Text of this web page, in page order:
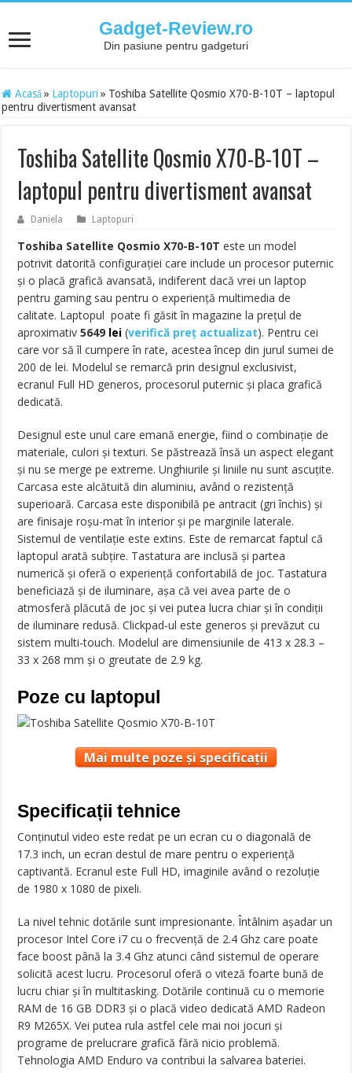
Gadget-Review.ro
Din pasiune pentru gadgeturi
Acasă » Laptopuri » Toshiba Satellite Qosmio X70-B-10T – laptopul
pentru divertisment avansat
Toshiba Satellite Qosmio X70-B-10T –
laptopul pentru divertisment avansat
Daniela Laptopuri
Toshiba Satellite Qosmio X70-B-10T este un model
potrivit datorită configurației care include un procesor puternic
și o placă grafică avansată, indiferent dacă vrei un laptop
pentru gaming sau pentru o experiență multimedia de
calitate. Laptopul poate fi găsit în magazine la prețul de
aproximativ 5649 lei (verifică preț actualizat). Pentru cei
care vor să îl cumpere în rate, acestea încep din jurul sumei de
200 de lei. Modelul se remarcă prin designul exclusivist,
ecranul Full HD generos, procesorul puternic și placa grafică
dedicată.
Designul este unul care emană energie, fiind o combinație de
materiale, culori și texturi. Se păstrează însă un aspect elegant
și nu se merge pe extreme. Unghiurile și liniile nu sunt ascuțite.
Carcasa este alcătuită din aluminiu, având o rezistență
superioară. Carcasa este disponibilă pe antracit (gri închis) și
are finisaje roșu-mat în interior și pe marginile laterale.
Sistemul de ventilație este extins. Este de remarcat faptul că
laptopul arată subțire. Tastatura are inclusă și partea
numerică și oferă o experiență confortabilă de joc. Tastatura
beneficiază și de iluminare, așa că vei avea parte de o
atmosferă plăcută de joc și vei putea lucra chiar și în condiții
de iluminare redusă. Clickpad-ul este generos și prevăzut cu
sistem multi-touch. Modelul are dimensiunile de 413 x 28.3 –
33 x 268 mm și o greutate de 2.9 kg.
Poze cu laptopul
Mai multe poze și specificații
Specificații tehnice
Conținutul video este redat pe un ecran cu o diagonală de
17.3 inch, un ecran destul de mare pentru o experiență
captivantă. Ecranul este Full HD, imaginile având o rezoluție
de 1980 x 1080 de pixeli.
La nivel tehnic dotările sunt impresionante. Întâlnim așadar un
procesor Intel Core i7 cu o frecvență de 2.4 Ghz care poate
face boost până la 3.4 Ghz atunci când sistemul de operare
solicită acest lucru. Procesorul oferă o viteză foarte bună de
lucru chiar și în multitasking. Dotările continuă cu o memorie
RAM de 16 GB DDR3 și o placă video dedicată AMD Radeon
R9 M265X. Vei putea rula astfel cele mai noi jocuri și
programe de prelucrare grafică fără nicio problemă.
Tehnologia AMD Enduro va contribui la salvarea bateriei.